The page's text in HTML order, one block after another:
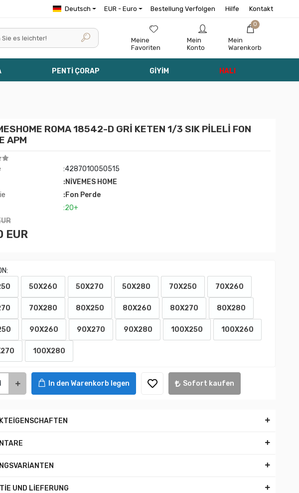
Deutsch EUR - Euro Bestellung Verfolgen Hilfe Kontakt
Meine
Favoriten
Mein
Konto
0
Mein
Warenkorb
PENTİ ÇORAP GİYİM HALI
ROMA 18542-D GRİ KETEN 1/3 SIK PİLELİ FON
APM
:4287010050515
:NİVEMES HOME
:Fon Perde
:20+
EUR
50X260 50X270 50X280 70X250 70X260
70X280 80X250 80X260 80X270 80X280
90X260 90X270 90X280 100X250 100X260
100X280
In den Warenkorb legen Sofort kaufen
UND LİEFERUNG